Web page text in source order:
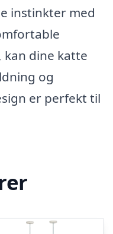
instinkter med
dine katte
og
er perfekt til